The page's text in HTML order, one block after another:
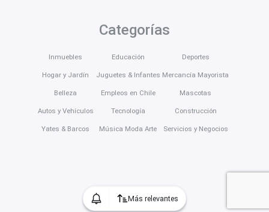
Más relevantes
Categorías
Inmuebles
Hogar y Jardín
Belleza
Autos y Vehículos
Yates & Barcos
Educación
Juguetes & Infantes
Empleos en Chile
Tecnología
Música Moda Arte
Deportes
Mercancía Mayorista
Mascotas
Construcción
Servicios y Negocios